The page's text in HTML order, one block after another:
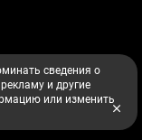
сведения о
и другие
или изменить